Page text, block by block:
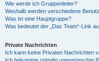
Wie werde ich Gruppenleiter?
Weshalb werden verschiedene
Was ist eine Hauptgruppe?
Was bedeutet der „Das Team“-Link
Private Nachrichten
Ich kann keine Privaten Nachrichten